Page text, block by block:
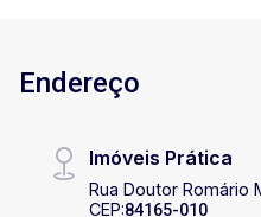
Endereço
Imóveis Prática
Rua Doutor Romário
CEP:84165-010